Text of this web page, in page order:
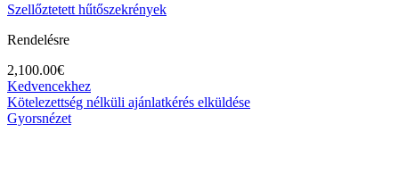
Szellőztetett hűtőszekrények
Rendelésre
2,100.00€
Kedvencekhez
Kötelezettség nélküli ajánlatkérés elküldése
Gyorsnézet